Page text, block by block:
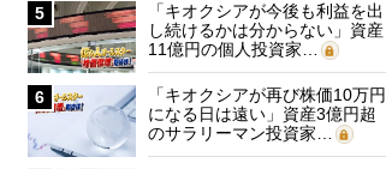
5
「キオクシアが今後も利益を出
し続けるかは分からない」資産
11億円の個人投資家…
6
「キオクシアが再び株価10万円
になる日は遠い」資産3億円超
のサラリーマン投資家…